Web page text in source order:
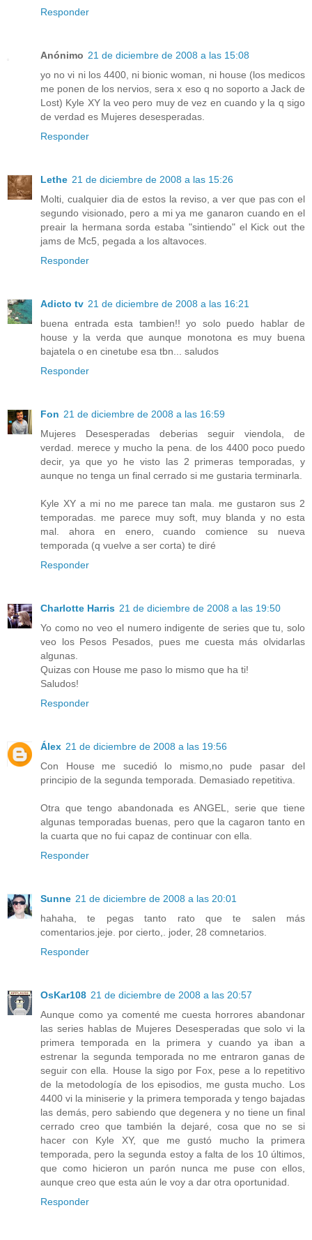
Responder
Anónimo 21 de diciembre de 2008 a las 15:08
yo no vi ni los 4400, ni bionic woman, ni house (los medicos
me ponen de los nervios, sera x eso q no soporto a Jack de
Lost) Kyle XY la veo pero muy de vez en cuando y la q sigo
de verdad es Mujeres desesperadas.
Responder
Lethe 21 de diciembre de 2008 a las 15:26
Molti, cualquier dia de estos la reviso, a ver que pas con el
segundo visionado, pero a mi ya me ganaron cuando en el
preair la hermana sorda estaba "sintiendo" el Kick out the
jams de Mc5, pegada a los altavoces.
Responder
Adicto tv 21 de diciembre de 2008 a las 16:21
buena entrada esta tambien!! yo solo puedo hablar de
house y la verda que aunque monotona es muy buena
bajatela o en cinetube esa tbn... saludos
Responder
Fon 21 de diciembre de 2008 a las 16:59
Mujeres Desesperadas deberias seguir viendola, de
verdad. merece y mucho la pena. de los 4400 poco puedo
decir, ya que yo he visto las 2 primeras temporadas, y
aunque no tenga un final cerrado si me gustaria terminarla.
Kyle XY a mi no me parece tan mala. me gustaron sus 2
temporadas. me parece muy soft, muy blanda y no esta
mal. ahora en enero, cuando comience su nueva
temporada (q vuelve a ser corta) te diré
Responder
Charlotte Harris 21 de diciembre de 2008 a las 19:50
Yo como no veo el numero indigente de series que tu, solo
veo los Pesos Pesados, pues me cuesta más olvidarlas
algunas.
Quizas con House me paso lo mismo que ha ti!
Saludos!
Responder
Álex 21 de diciembre de 2008 a las 19:56
Con House me sucedió lo mismo,no pude pasar del
principio de la segunda temporada. Demasiado repetitiva.
Otra que tengo abandonada es ANGEL, serie que tiene
algunas temporadas buenas, pero que la cagaron tanto en
la cuarta que no fui capaz de continuar con ella.
Responder
Sunne 21 de diciembre de 2008 a las 20:01
hahaha, te pegas tanto rato que te salen más
comentarios.jeje. por cierto,. joder, 28 comnetarios.
Responder
OsKar108 21 de diciembre de 2008 a las 20:57
Aunque como ya comenté me cuesta horrores abandonar
las series hablas de Mujeres Desesperadas que solo vi la
primera temporada en la primera y cuando ya iban a
estrenar la segunda temporada no me entraron ganas de
seguir con ella. House la sigo por Fox, pese a lo repetitivo
de la metodología de los episodios, me gusta mucho. Los
4400 vi la miniserie y la primera temporada y tengo bajadas
las demás, pero sabiendo que degenera y no tiene un final
cerrado creo que también la dejaré, cosa que no se si
hacer con Kyle XY, que me gustó mucho la primera
temporada, pero la segunda estoy a falta de los 10 últimos,
que como hicieron un parón nunca me puse con ellos,
aunque creo que esta aún le voy a dar otra oportunidad.
Responder